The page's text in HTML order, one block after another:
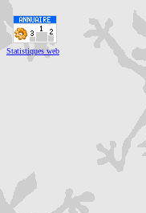
Statistiques web